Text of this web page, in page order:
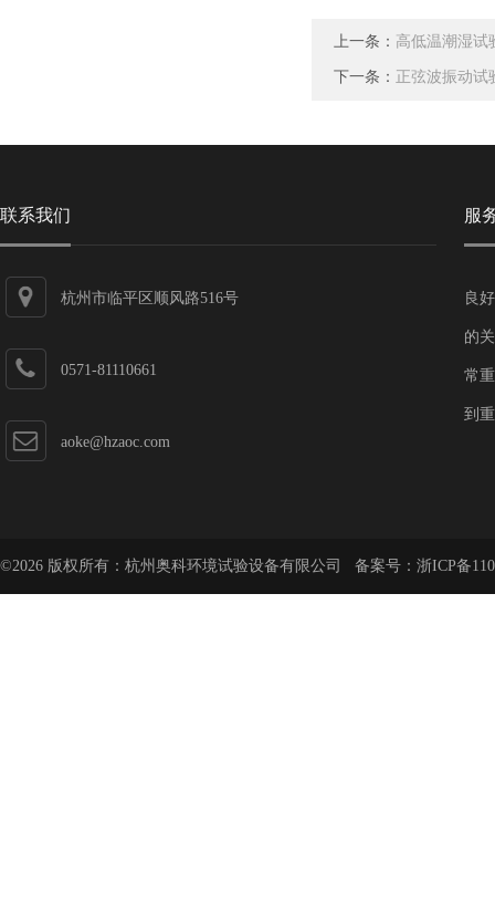
上一条： 高低温潮湿试
下一条： 正弦波振动试
联系我们
杭州市临平区顺风路516号
0571-81110661
aoke@hzaoc.com
服
良
的
常
到
©2026 版权所有：杭州奥科环境试验设备有限公司 备案号： 浙ICP备